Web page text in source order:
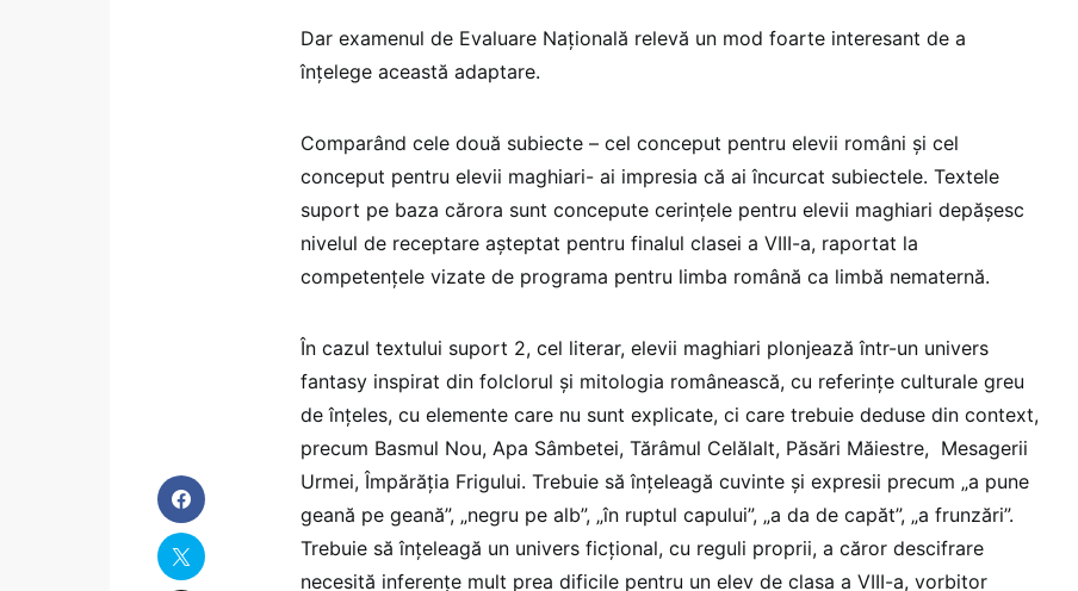
Dar examenul de Evaluare Națională relevă un mod foarte interesant de a
înțelege această adaptare.
Comparând cele două subiecte – cel conceput pentru elevii români și cel
conceput pentru elevii maghiari- ai impresia că ai încurcat subiectele. Textele
suport pe baza cărora sunt concepute cerințele pentru elevii maghiari depășesc
nivelul de receptare așteptat pentru finalul clasei a VIII-a, raportat la
competențele vizate de programa pentru limba română ca limbă nematernă.
În cazul textului suport 2, cel literar, elevii maghiari plonjează într-un univers
fantasy inspirat din folclorul și mitologia românească, cu referințe culturale greu
de înțeles, cu elemente care nu sunt explicate, ci care trebuie deduse din context,
precum Basmul Nou, Apa Sâmbetei, Tărâmul Celălalt, Păsări Măiestre, Mesagerii
Urmei, Împărăția Frigului. Trebuie să înțeleagă cuvinte și expresii precum „a pune
geană pe geană”, „negru pe alb”, „în ruptul capului”, „a da de capăt”, „a frunzări”.
Trebuie să înțeleagă un univers ficțional, cu reguli proprii, a căror descifrare
necesită inferențe mult prea dificile pentru un elev de clasa a VIII-a, vorbitor